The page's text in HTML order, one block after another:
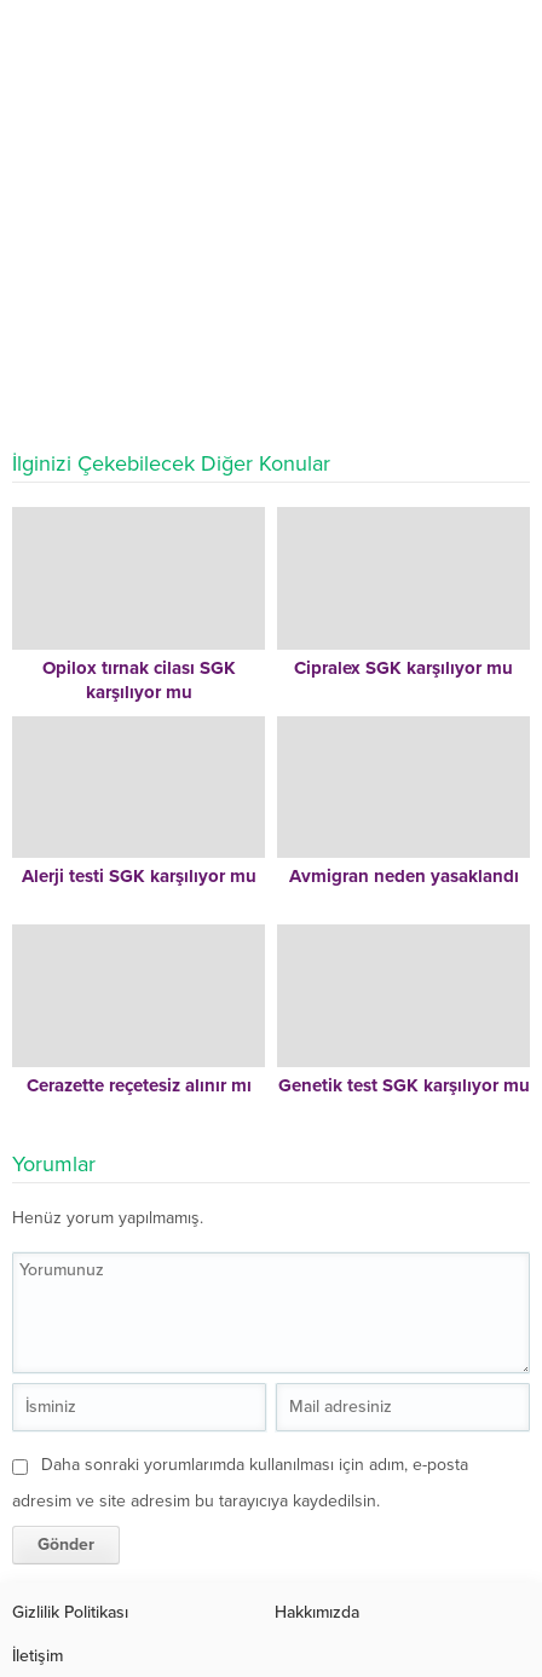
İlginizi Çekebilecek Diğer Konular
Opilox tırnak cilası SGK
karşılıyor mu
Cipralex SGK karşılıyor mu
Alerji testi SGK karşılıyor mu Avmigran neden yasaklandı
Cerazette reçetesiz alınır mı Genetik test SGK karşılıyor mu
Yorumlar
Henüz yorum yapılmamış.
Daha sonraki yorumlarımda kullanılması için adım, e-posta
adresim ve site adresim bu tarayıcıya kaydedilsin.
Gizlilik Politikası Hakkımızda
İletişim